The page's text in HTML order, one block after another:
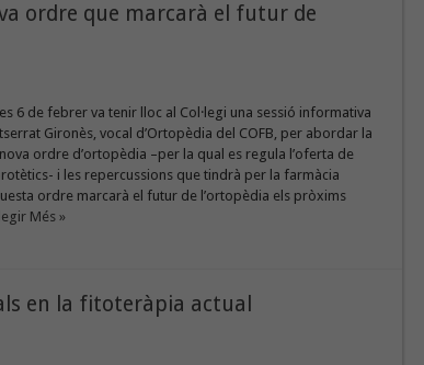
ordre que marcarà el futur de
6 de febrer va tenir lloc al Col·legi una sessió informativa
Gironès, vocal d’Ortopèdia del COFB, per abordar la
ordre d’ortopèdia –per la qual es regula l’oferta de
i les repercussions que tindrà per la farmàcia
ordre marcarà el futur de l’ortopèdia els pròxims
Més »
en la fitoteràpia actual